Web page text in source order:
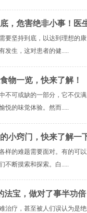
，危害绝非小事！医
要坚持到底，以达到理想的
发生，这对患者的健.....
物一览，快来了解！
不可或缺的一部分，它不仅
悦的味觉体验。然而.....
小窍门，快来了解一
样的难题需要面对。有的可
不断摸索和探索。白.....
法宝，做对了事半功倍
治疗，甚至被人们误认为是